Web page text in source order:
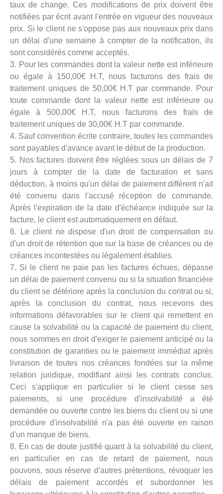
taux de change. Ces modifications de prix doivent être
notifiées par écrit avant l'entrée en vigueur des nouveaux
prix. Si le client ne s'oppose pas aux nouveaux prix dans
un délai d'une semaine à compter de la notification, ils
sont considérés comme acceptés.
3. Pour les commandes dont la valeur nette est inférieure
ou égale à 150,00€ H.T, nous facturons des frais de
traitement uniques de 50,00€ H.T par commande. Pour
toute commande dont la valeur nette est inférieure ou
égale à 500,00€ H.T, nous facturons des frais de
traitement uniques de 30,00€ H.T par commande.
4. Sauf convention écrite contraire, toutes les commandes
sont payables d'avance avant le début de la production.
5. Nos factures doivent être réglées sous un délais de 7
jours à compter de la date de facturation et sans
déduction, à moins qu'un délai de paiement différent n'ait
été convenu dans l'accusé réception de commande.
Après l'expiration de la date d'échéance indiquée sur la
facture, le client est automatiquement en défaut.
6. Le client ne dispose d'un droit de compensation ou
d'un droit de rétention que sur la base de créances ou de
créances incontestées ou légalement établies.
7. Si le client ne paie pas les factures échues, dépasse
un délai de paiement convenu ou si la situation financière
du client se détériore après la conclusion du contrat ou si,
après la conclusion du contrat, nous recevons des
informations défavorables sur le client qui remettent en
cause la solvabilité ou la capacité de paiement du client,
nous sommes en droit d'exiger le paiement anticipé ou la
constitution de garanties ou le paiement immédiat après
livraison de toutes nos créances fondées sur la même
relation juridique, modifiant ainsi les contrats conclus.
Ceci s'applique en particulier si le client cesse ses
paiements, si une procédure d'insolvabilité a été
demandée ou ouverte contre les biens du client ou si une
procédure d'insolvabilité n'a pas été ouverte en raison
d'un manque de biens.
8. En cas de doute justifié quant à la solvabilité du client,
en particulier en cas de retard de paiement, nous
pouvons, sous réserve d'autres prétentions, révoquer les
délais de paiement accordés et subordonner les